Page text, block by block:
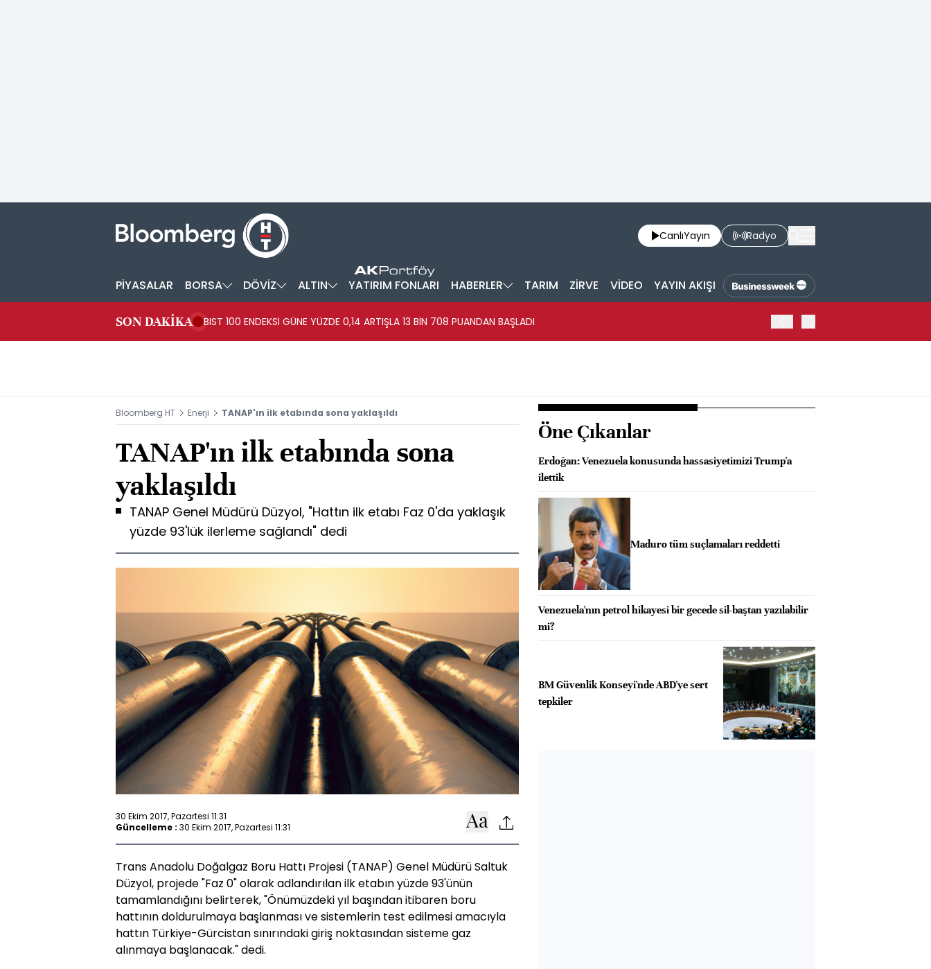
CanlıYayın Radyo
PİYASALAR BORSA DÖVİZ ALTIN YATIRIM FONLARI HABERLER TARIM ZİRVE VİDEO YAYIN AKIŞI
SON DAKİKA BIST 100 ENDEKSİ GÜNE YÜZDE 0,14 ARTIŞLA 13 BİN 708 PUANDAN BAŞLADI
Bloomberg HT Enerji TANAP'ın ilk etabında sona yaklaşıldı
TANAP'ın ilk etabında sona
yaklaşıldı
TANAP Genel Müdürü Düzyol, "Hattın ilk etabı Faz 0'da yaklaşık
yüzde 93'lük ilerleme sağlandı" dedi
30 Ekim 2017, Pazartesi 11:31
Güncelleme : 30 Ekim 2017, Pazartesi 11:31
Trans Anadolu Doğalgaz Boru Hattı Projesi (TANAP) Genel Müdürü Saltuk
Düzyol, projede "Faz 0" olarak adlandırılan ilk etabın yüzde 93'ünün
tamamlandığını belirterek, "Önümüzdeki yıl başından itibaren boru
hattının doldurulmaya başlanması ve sistemlerin test edilmesi amacıyla
hattın Türkiye-Gürcistan sınırındaki giriş noktasından sisteme gaz
alınmaya başlanacak." dedi.
Öne Çıkanlar
Erdoğan: Venezuela konusunda hassasiyetimizi Trump'a
ilettik
Maduro tüm suçlamaları reddetti
Venezuela'nın petrol hikayesi bir gecede sil-baştan yazılabilir
mi?
BM Güvenlik Konseyi'nde ABD'ye sert
tepkiler